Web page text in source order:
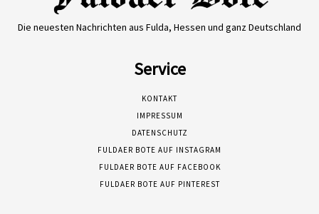
Die neuesten Nachrichten aus Fulda, Hessen und ganz Deutschland
Service
KONTAKT
IMPRESSUM
DATENSCHUTZ
FULDAER BOTE AUF INSTAGRAM
FULDAER BOTE AUF FACEBOOK
FULDAER BOTE AUF PINTEREST